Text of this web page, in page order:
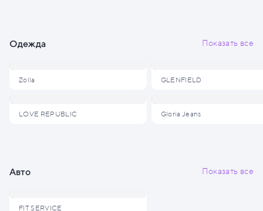
Одежда Показать все
Zolla
LOVE REPUBLIC
GLENFIELD
Gloria Jeans
Авто Показать все
FIT SERVICE